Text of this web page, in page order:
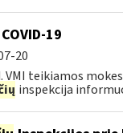
19
20
VMI teikiamos
inspekcija